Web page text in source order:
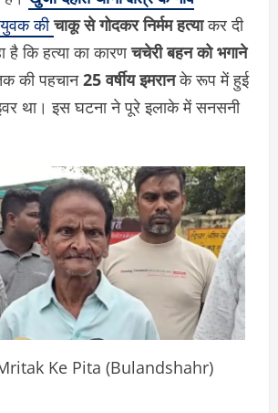
कीचाकू से गोदकर निर्मम हत्याकर दी
है कि हत्या का कारणचचेरी बहन को भगाने
की पहचान25 वर्षीय इमरानके रूप में हुई
था। इस घटना ने पूरे इलाके में सनसनी
Ke Pita (Bulandshahr)